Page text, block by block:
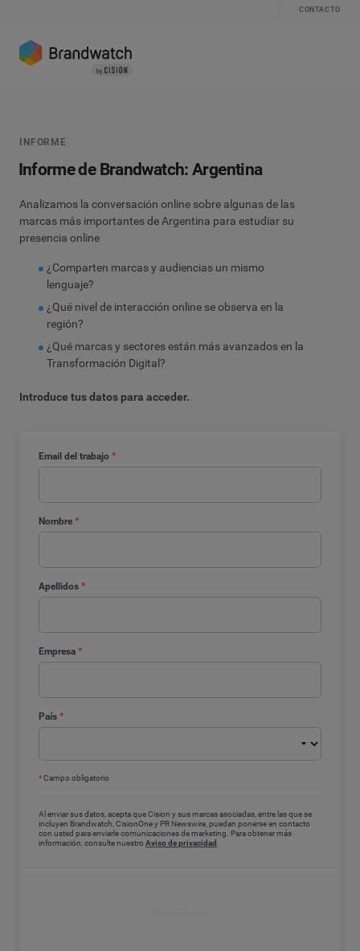
CONTACTO
Email del trabajo *
Nombre *
Apellidos *
Empresa *
País *
*Campo obligatorio
Al enviar sus datos, acepta que Cision y sus marcas asociadas, entre las que se
incluyen Brandwatch, CisionOne y PR Newswire, puedan ponerse en contacto
con usted para enviarle comunicaciones de marketing. Para obtener más
información, consulte nuestro Aviso de privacidad
INFORME
Informe de Brandwatch: Argentina
Analizamos la conversación online sobre algunas de las
marcas más importantes de Argentina para estudiar su
presencia online
¿Comparten marcas y audiencias un mismo
lenguaje?
¿Qué nivel de interacción online se observa en la
región?
¿Qué marcas y sectores están más avanzados en la
Transformación Digital?
Introduce tus datos para acceder.